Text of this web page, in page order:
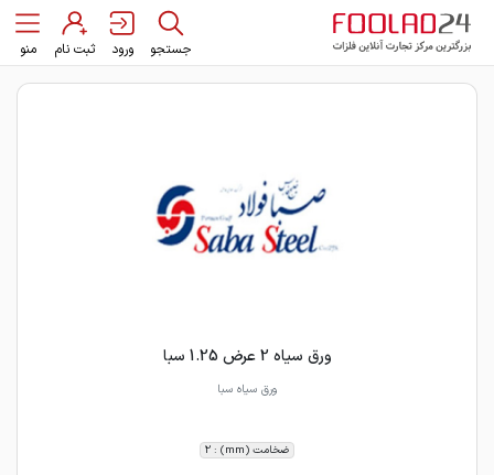
جستجو ورود ثبت نام منو
ورق سیاه 2 عرض 1.25 سبا
ورق سیاه سبا
ضخامت (mm) : 2